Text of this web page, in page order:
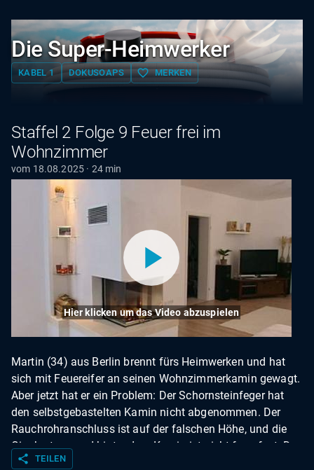
Die Super-Heimwerker
KABEL 1 DOKUSOAPS favorite_border MERKEN
Staffel 2 Folge 9 Feuer frei im
Wohnzimmer
vom 18.08.2025 · 24 min
Hier klicken um das Video abzuspielen
Martin (34) aus Berlin brennt fürs Heimwerken und hat
sich mit Feuereifer an seinen Wohnzimmerkamin gewagt.
Aber jetzt hat er ein Problem: Der Schornsteinfeger hat
den selbstgebastelten Kamin nicht abgenommen. Der
Rauchrohranschluss ist auf der falschen Höhe, und die
Gipskartonwand hinter dem Kamin ist nicht feuerfest. Da
muss Super-Heimwerker Tommo dem Bastler wohl
share TEILEN